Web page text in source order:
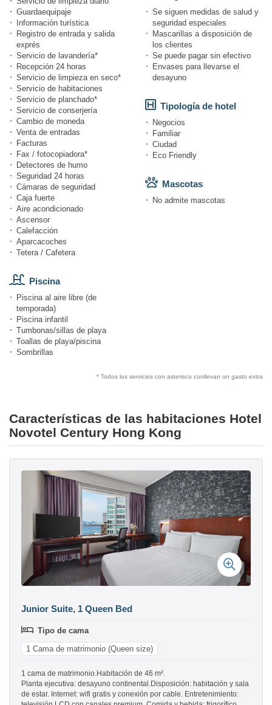
Guardaequipaje
Información turística
Registro de entrada y salida
exprés
Servicio de lavandería*
Recepción 24 horas
Servicio de limpieza en seco*
Servicio de habitaciones
Servicio de planchado*
Servicio de conserjería
Cambio de moneda
Venta de entradas
Facturas
Fax / fotocopiadora*
Detectores de humo
Seguridad 24 horas
Cámaras de seguridad
Caja fuerte
Aire acondicionado
Ascensor
Calefacción
Aparcacoches
Tetera / Cafetera
Piscina
Piscina al aire libre (de
temporada)
Piscina infantil
Tumbonas/sillas de playa
Toallas de playa/piscina
Sombrillas
Se siguen medidas de salud y
seguridad especiales
Mascarillas a disposición de
los clientes
Se puede pagar sin efectivo
Envases para llevarse el
desayuno
Tipología de hotel
Negocios
Familiar
Ciudad
Eco Friendly
Mascotas
No admite mascotas
* Todos los servicios con asterisco conllevan un gasto extra
Características de las habitaciones Hotel
Novotel Century Hong Kong
Junior Suite, 1 Queen Bed
Tipo de cama
1 Cama de matrimonio (Queen size)
1 cama de matrimonio.Habitación de 46 m².
Planta ejecutiva: desayuno continental.Disposición: habitación y sala
de estar. Internet: wifi gratis y conexión por cable. Entretenimiento: